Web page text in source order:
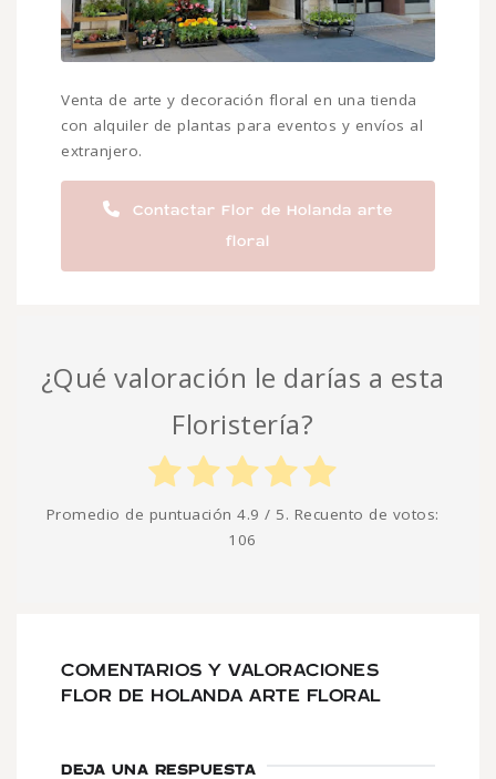
Venta de arte y decoración floral en una tienda
con alquiler de plantas para eventos y envíos al
extranjero.
Contactar Flor de Holanda arte
floral
¿Qué valoración le darías a esta
Floristería?
Promedio de puntuación 4.9 / 5. Recuento de votos:
106
COMENTARIOS Y VALORACIONES
FLOR DE HOLANDA ARTE FLORAL
DEJA UNA RESPUESTA